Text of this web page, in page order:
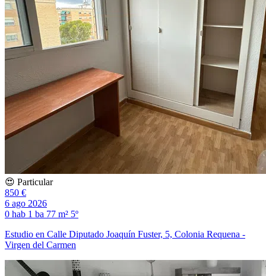
😍 Particular
850 €
6 ago 2026
0 hab 1 ba 77 m² 5º
Estudio en Calle Diputado Joaquín Fuster, 5, Colonia Requena -
Virgen del Carmen